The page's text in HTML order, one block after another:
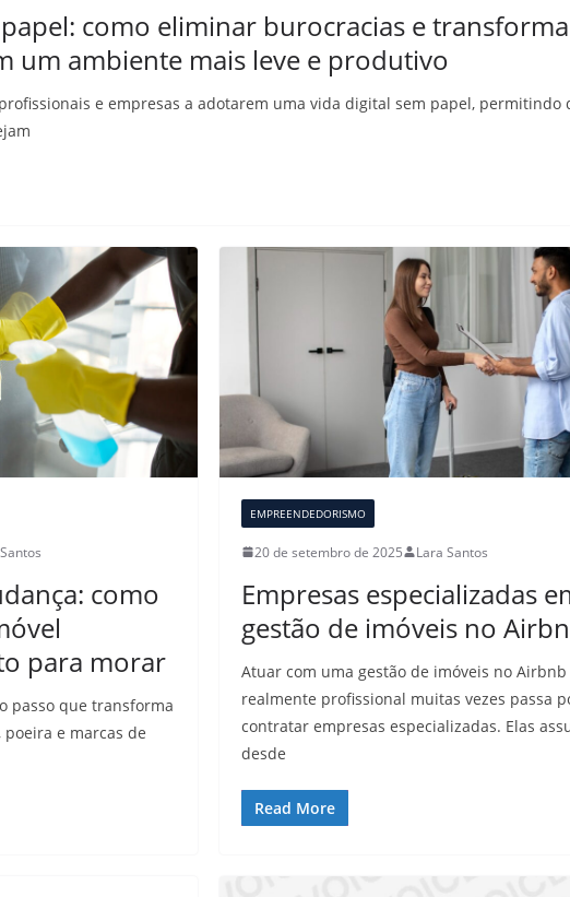
como eliminar burocracias e
um ambiente mais leve e produtivo
e empresas a adotarem uma vida digital sem papel, permitindo
como
para morar
passo que transforma
e marcas de
EMPREENDEDORISMO
20 de setembro de 2025 Lara Santos
Empresas especializadas
gestão de imóveis no
Atuar com uma gestão de imóveis no Airbnb
realmente profissional muitas vezes passa
contratar empresas especializadas. Elas
desde
Read More